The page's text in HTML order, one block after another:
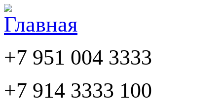
+7 951 004 3333
+7 914 3333 100